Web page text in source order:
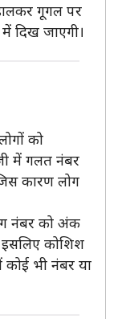
गूगल पर
दिख जाएगी।
को
में गलत नंबर
कारण लोग
नंबर को अंक
कोशिश
भी नंबर या